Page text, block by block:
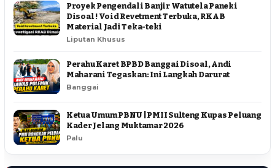
Proyek Pengendali Banjir Watutela Paneki
Disoal ! Void Revetment Terbuka, RKAB
Material Jadi Teka-teki
Liputan Khusus
Perahu Karet BPBD Banggai Disoal, Andi
Maharani Tegaskan: Ini Langkah Darurat
Banggai
Ketua Umum PBNU | PMII Sulteng Kupas Peluang
Kader Jelang Muktamar 2026
Palu